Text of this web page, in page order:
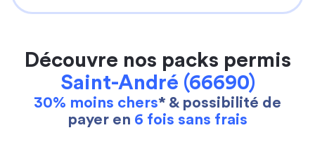
Découvre nos packs permis
Saint-André (66690)
30% moins chers* & possibilité de
payer en 6 fois sans frais